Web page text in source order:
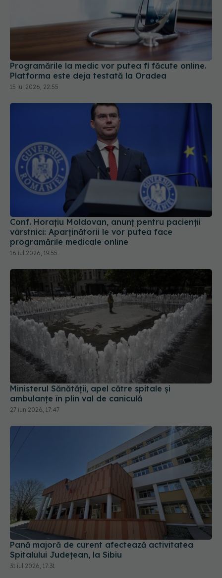
Programările la medic vor putea fi făcute online.
Platforma este deja testată la Oradea
15 iul 2026, 22:55
Conf. Horațiu Moldovan, anunț pentru pacienții
vârstnici: Aparținătorii le vor putea face
programările medicale online
16 iul 2026, 19:55
Ministerul Sănătății, apel către spitale și
ambulanțe în plin val de caniculă
27 iun 2026, 17:47
Pană majoră de curent afectează activitatea
Spitalului Județean, la Sibiu
31 iul 2026, 17:31